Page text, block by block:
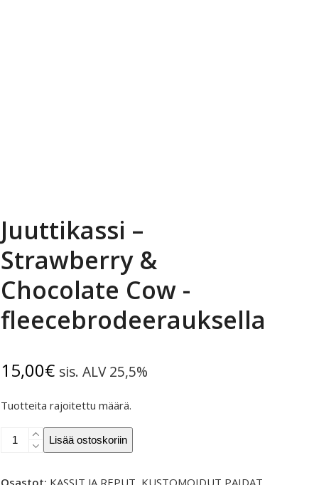
Juuttikassi –
Strawberry &
Chocolate Cow -
fleecebrodeerauksella
15,00€ sis. ALV 25,5%
Tuotteita rajoitettu määrä.
Juuttikassi
&
Lisää ostoskoriin
Osastot: KASSIT JA REPUT, KUSTOMOIDUT PAIDAT,